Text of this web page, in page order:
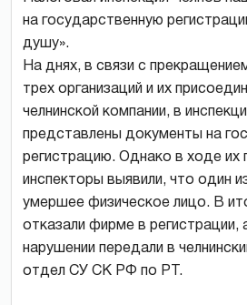
на государственную
душу».
На днях, в связи с
трех организаций и их
челнинской компании, в
представлены документы на
регистрацию. Однако в ходе их
инспекторы выявили, что один
умершее физическое лицо. В
отказали фирме в регистрации,
нарушении передали в
отдел СУ СК РФ по РТ.